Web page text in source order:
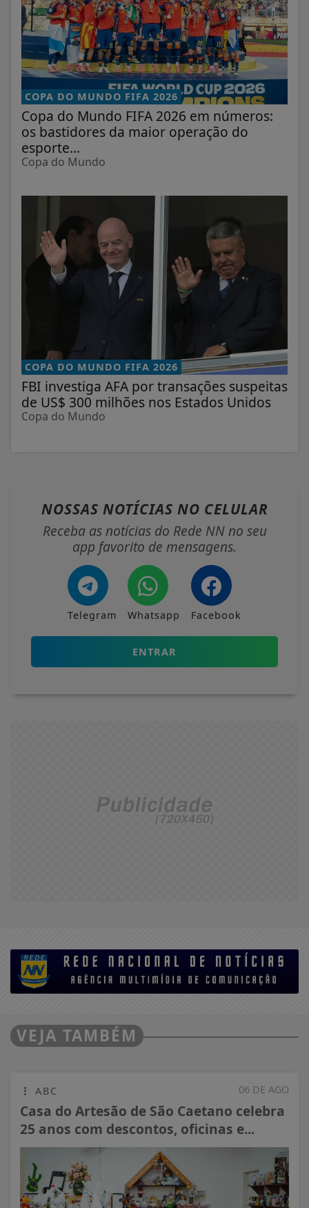
COPA DO MUNDO FIFA 2026
Copa do Mundo FIFA 2026 em números:
os bastidores da maior operação do
esporte...
Copa do Mundo
COPA DO MUNDO FIFA 2026
FBI investiga AFA por transações suspeitas
de US$ 300 milhões nos Estados Unidos
Copa do Mundo
NOSSAS NOTÍCIAS NO CELULAR
Receba as notícias do Rede NN no seu
app favorito de mensagens.
Telegram Whatsapp Facebook
ENTRAR
VEJA TAMBÉM
06 DE AGO
ABC
Casa do Artesão de São Caetano celebra
25 anos com descontos, oficinas e...